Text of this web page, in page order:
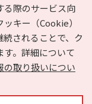
る際のサービス向
キー（Cookie）
されることで、ク
す。詳細について
の取り扱いについ
わせ